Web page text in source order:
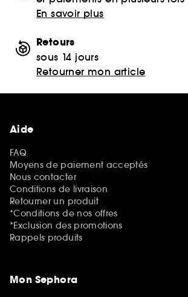
En savoir plus
Retours
sous 14 jours
Retourner mon article
Aide
FAQ
Moyens de paiement acceptés
Nous contacter
Conditions de livraison
Retourner un produit
*Conditions de nos offres
*Exclusion des promotions
Rappels produits
Mon Sephora